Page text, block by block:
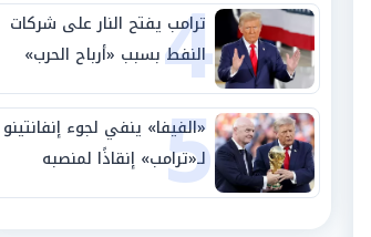
4
ترامب يفتح النار على شركات
النفط بسبب «أرباح الحرب»
5
«الفيفا» ينفي لجوء إنفانتينو
لـ«ترامب» إنقاذًا لمنصبه